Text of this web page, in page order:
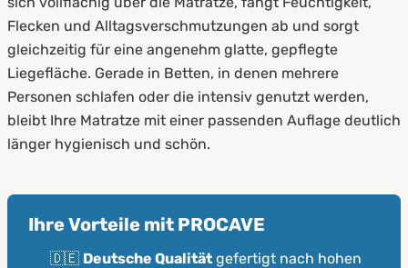
dieses Format?
3. Auflage fürs Bett 270x200: Materialien und
Varianten
Flecken und Alltagsverschmutzungen ab und sorgt
gleichzeitig für eine angenehm glatte, gepflegte
Liegefläche. Gerade in Betten, in denen mehrere
Personen schlafen oder die intensiv genutzt werden,
bleibt Ihre Matratze mit einer passenden Auflage deutlich
länger hygienisch und schön.
Ihre Vorteile mit PROCAVE
🇩🇪 Deutsche Qualitätgefertigt nach hohen